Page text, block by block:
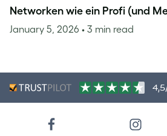
Networken wie ein Profi (und
January 5, 2026 • 3 min read